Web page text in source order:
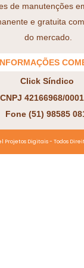
de manutenções
e gratuita
do mercado.
Click Síndico
CNPJ 42166968/
Fone (51) 98585
Projetos Digitais - Todos